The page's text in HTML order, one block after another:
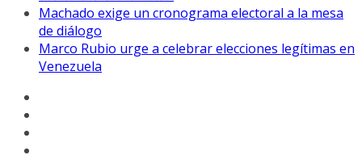
Machado exige un cronograma electoral a la mesa
de diálogo
Marco Rubio urge a celebrar elecciones legítimas en
Venezuela